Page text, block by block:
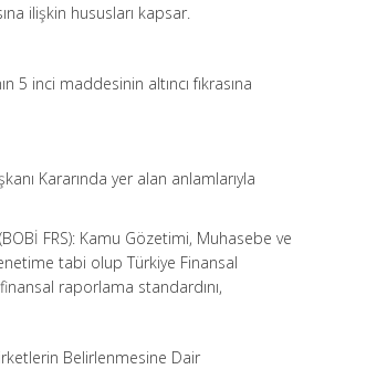
ilişkin hususları kapsar.
5 inci maddesinin altıncı fıkrasına
Kararında yer alan anlamlarıyla
FRS): Kamu Gözetimi, Muhasebe ve
tabi olup Türkiye Finansal
raporlama standardını,
Belirlenmesine Dair